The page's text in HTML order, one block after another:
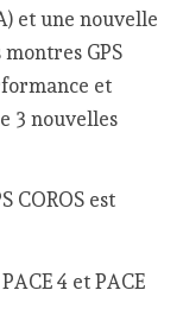
et une nouvelle
GPS
et
3 nouvelles
COROS est
4 et PACE